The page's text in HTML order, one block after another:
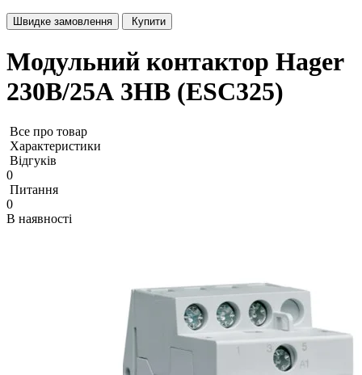
Швидке замовлення Купити
Модульний контактор Hager
230В/25А 3НВ (ESC325)
Все про товар
Характеристики
Відгуків
0
Питання
0
В наявності